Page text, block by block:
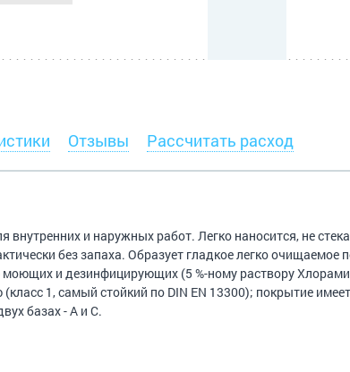
Отзывы Рассчитать расход
внутренних и наружных работ. Легко наносится, не
без запаха. Образует гладкое легко
моющих и дезинфицирующих (5 %-ному раствору
1, самый стойкий по DIN EN 13300); покрытие
базах - А и С.